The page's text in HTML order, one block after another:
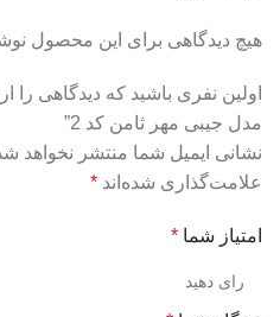
هیچ دیدگاهی برای این محصول
اولین نفری باشید که دیدگاهی را
مدل جیبی مهر ثامن کد 2”
نشانی ایمیل شما منتشر نخواهد
علامت‌گذاری شده‌اند *
امتیاز شما *